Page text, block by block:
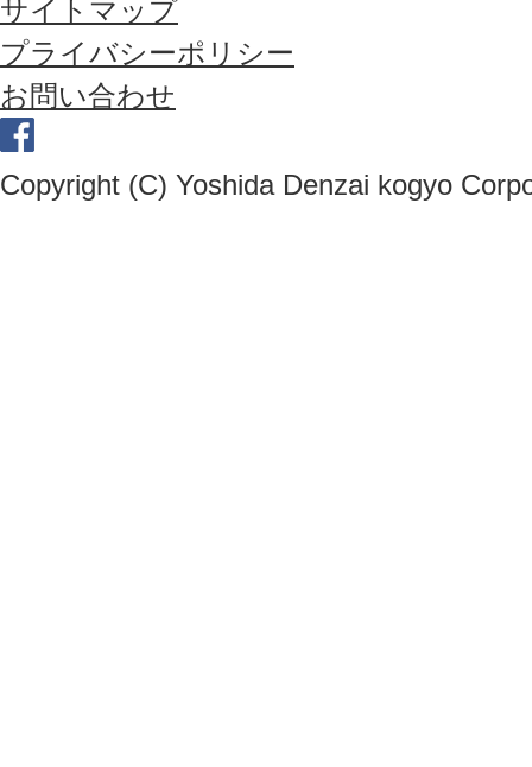
サイトマップ
プライバシーポリシー
お問い合わせ
Copyright (C) Yoshida Denzai kogyo